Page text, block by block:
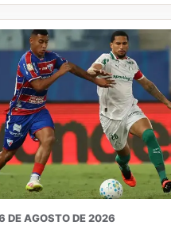
DE AGOSTO DE 2026